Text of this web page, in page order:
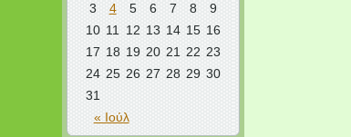
« Ιούλ
3
4 5 6 7 8
9
10 11 12 13 14 15 16
17 18 19 20 21 22 23
24 25 26 27 28 29 30
31